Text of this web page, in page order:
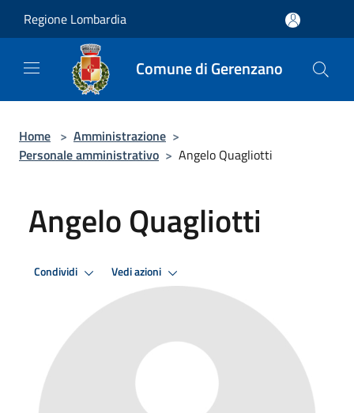
Regione Lombardia
Comune di Gerenzano
Home > Amministrazione >
Personale amministrativo > Angelo Quagliotti
Angelo Quagliotti
Condividi Vedi azioni